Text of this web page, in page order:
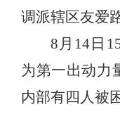
调派辖区友爱
8月14日
为第一出动力
内部有四人被困